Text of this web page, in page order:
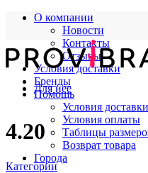
О компании
Новости
Контакты
Отзывы
Условия доставки
Бренды
Помощь
Условия доставки
Условия оплаты
Таблицы
Возврат товара
Города
Для нее
4.20
Категории